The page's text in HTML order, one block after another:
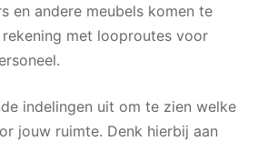
en andere meubels komen te
met looproutes voor
indelingen uit om te zien welke
jouw ruimte. Denk hierbij aan